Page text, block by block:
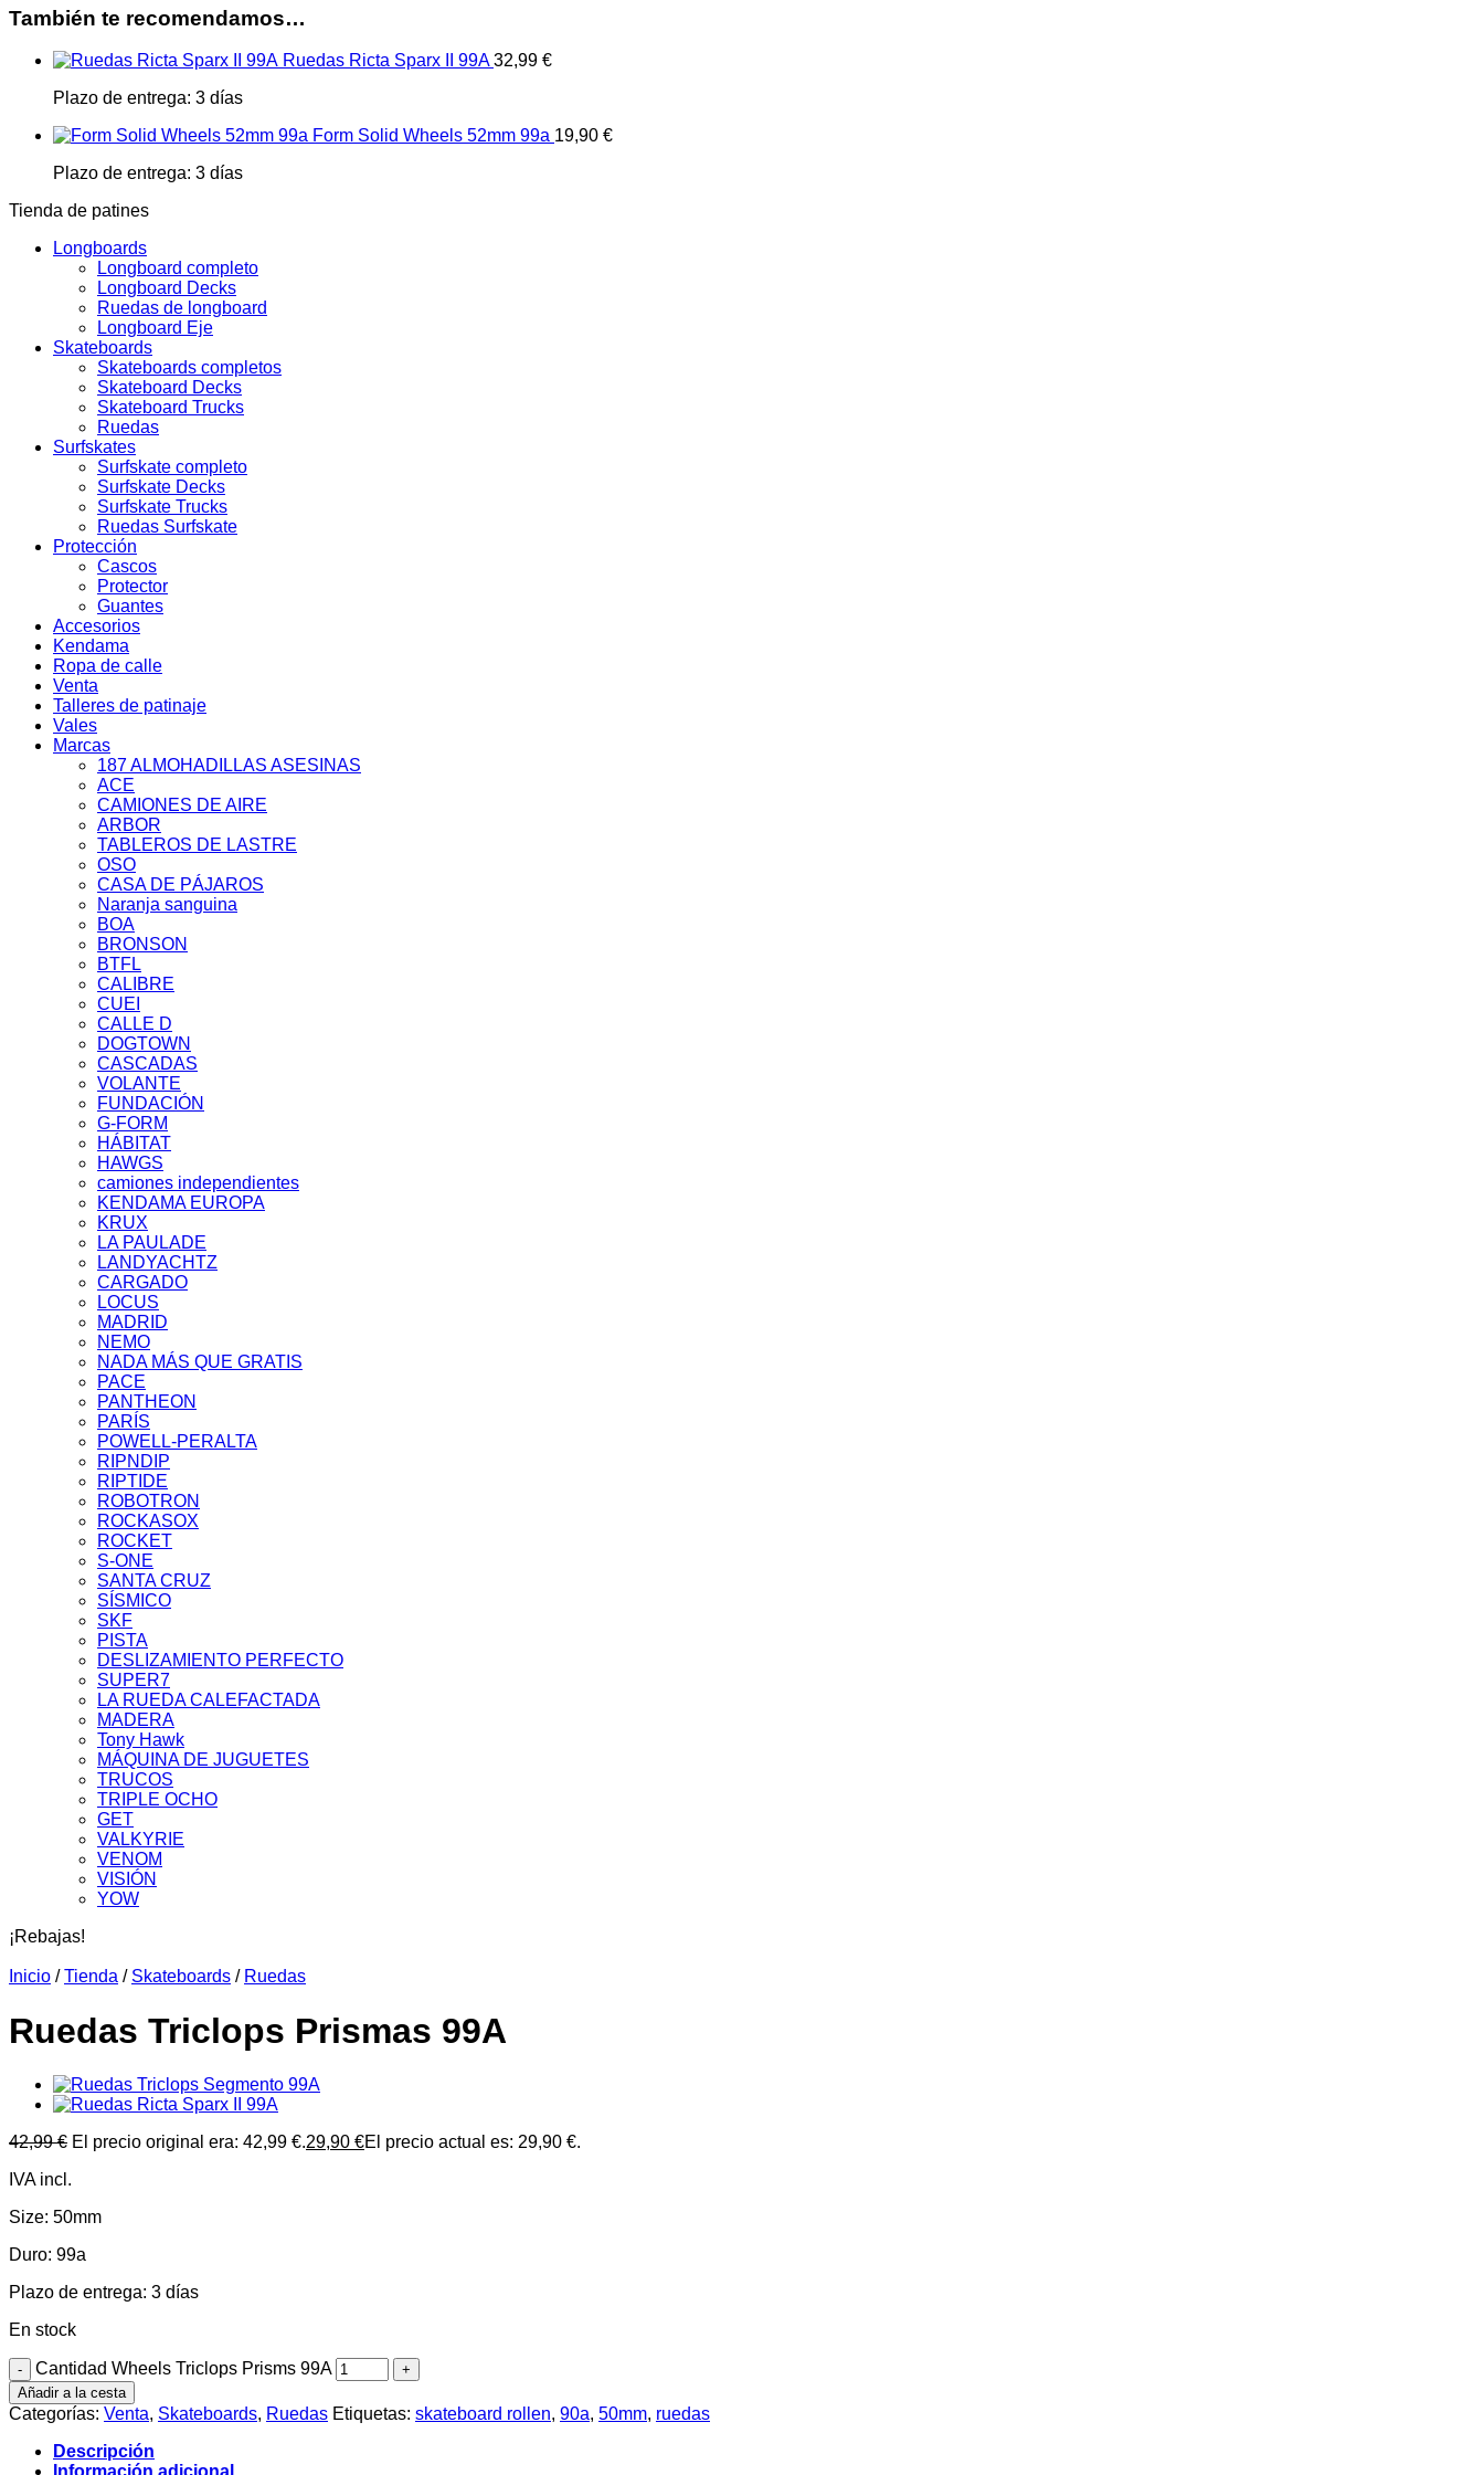
También te recomendamos…
Ruedas Ricta Sparx II 99A 32,99 €
Plazo de entrega: 3 días
Form Solid Wheels 52mm 99a 19,90 €
Plazo de entrega: 3 días
Tienda de patines
Longboards
Longboard completo
Longboard Decks
Ruedas de longboard
Longboard Eje
Skateboards
Skateboards completos
Skateboard Decks
Skateboard Trucks
Ruedas
Surfskates
Surfskate completo
Surfskate Decks
Surfskate Trucks
Ruedas Surfskate
Protección
Cascos
Protector
Guantes
Accesorios
Kendama
Ropa de calle
Venta
Talleres de patinaje
Vales
Marcas
187 ALMOHADILLAS ASESINAS
ACE
CAMIONES DE AIRE
ARBOR
TABLEROS DE LASTRE
OSO
CASA DE PÁJAROS
Naranja sanguina
BOA
BRONSON
BTFL
CALIBRE
CUEI
CALLE D
DOGTOWN
CASCADAS
VOLANTE
FUNDACIÓN
G-FORM
HÁBITAT
HAWGS
camiones independientes
KENDAMA EUROPA
KRUX
LA PAULADE
LANDYACHTZ
CARGADO
LOCUS
MADRID
NEMO
NADA MÁS QUE GRATIS
PACE
PANTHEON
PARÍS
POWELL-PERALTA
RIPNDIP
RIPTIDE
ROBOTRON
ROCKASOX
ROCKET
S-ONE
SANTA CRUZ
SÍSMICO
SKF
PISTA
DESLIZAMIENTO PERFECTO
SUPER7
LA RUEDA CALEFACTADA
MADERA
Tony Hawk
MÁQUINA DE JUGUETES
TRUCOS
TRIPLE OCHO
GET
VALKYRIE
VENOM
VISIÓN
YOW
¡Rebajas!
Inicio / Tienda / Skateboards / Ruedas
Ruedas Triclops Prismas 99A
42,99€ El precio original era: 42,99 €.29,90 €El precio actual es: 29,90 €.
IVA incl.
Size: 50mm
Duro: 99a
Plazo de entrega: 3 días
En stock
Cantidad Wheels Triclops Prisms 99A
Añadir a la cesta
Categorías: Venta, Skateboards, Ruedas Etiquetas: skateboard rollen, 90a, 50mm, ruedas
Descripción